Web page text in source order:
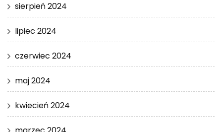
sierpień 2024
lipiec 2024
czerwiec 2024
maj 2024
kwiecień 2024